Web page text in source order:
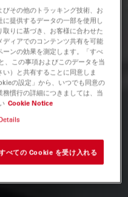
その他のトラッキング技術、お
提供するデータの一部を使用し
りに基づき、お客様に合わせた
ィアでのコンテンツ共有を可能
ンの効果を測定します。「すべ
、この事項およびこのデータを当
）と共有することに同意しま
の設定」から、いつでも同意の
慣行の詳細につきましては、当
Cookie Notice
べての Cookie を受け入れる